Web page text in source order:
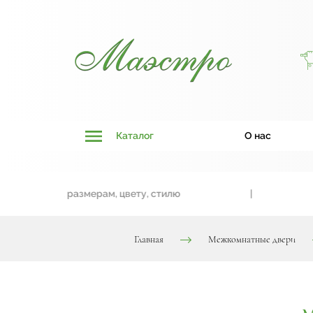
Каталог О нас
к размерам, цвету, стилю
Главная Межкомнатные двери